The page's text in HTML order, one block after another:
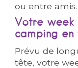
ou entre amis.
Votre week
camping
Prévu de
tête, votre